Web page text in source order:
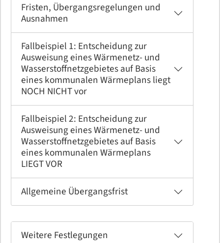
Fristen, Übergangsregelungen und
Ausnahmen
Fallbeispiel 1: Entscheidung zur
Ausweisung eines Wärmenetz- und
Wasserstoffnetzgebietes auf Basis
eines kommunalen Wärmeplans liegt
NOCH NICHT vor
Fallbeispiel 2: Entscheidung zur
Ausweisung eines Wärmenetz- und
Wasserstoffnetzgebietes auf Basis
eines kommunalen Wärmeplans
LIEGT VOR
Allgemeine Übergangsfrist
Weitere Festlegungen